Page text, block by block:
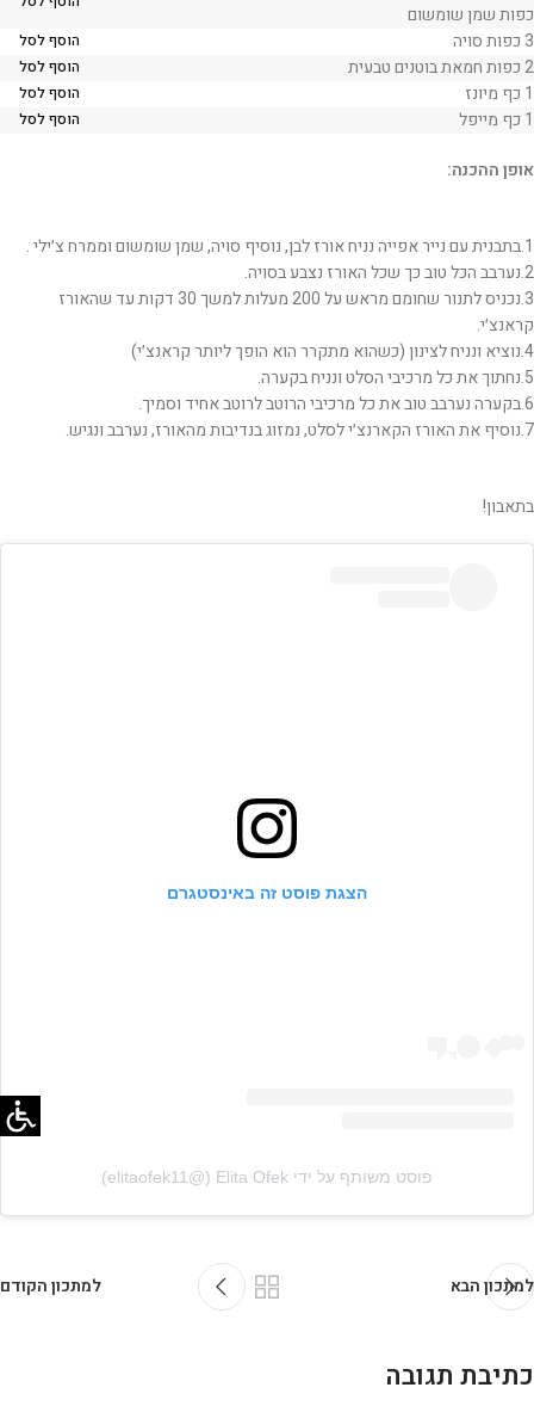
כפות שמן שומשום
3 כפות סויה הוסף לסל
2 כפות חמאת בוטנים טבעית הוסף לסל
1 כף מיונז הוסף לסל
1 כף מייפל הוסף לסל
אופן ההכנה:
1.בתבנית עם נייר אפייה נניח אורז לבן, נוסיף סויה, שמן שומשום וממרח צ׳ילי .
2.נערבב הכל טוב כך שכל האורז נצבע בסויה.
3.נכניס לתנור שחומם מראש על 200 מעלות למשך 30 דקות עד שהאורז
קראנצ׳י.
4.נוציא ונניח לצינון (כשהוא מתקרר הוא הופך ליותר קראנצ׳י)
5.נחתוך את כל מרכיבי הסלט ונניח בקערה.
6.בקערה נערבב טוב את כל מרכיבי הרוטב לרוטב אחיד וסמיך.
7.נוסיף את האורז הקארנצ׳י לסלט, נמזוג בנדיבות מהאורז, נערבב ונגיש.
בתאבון!
הצגת פוסט זה באינסטגרם
פוסט משותף על ידי ‏‎Elita Ofek‎‏ (@‏‎elitaofek11‎‏)
למתכון הבא למתכון הקודם
כתיבת תגובה